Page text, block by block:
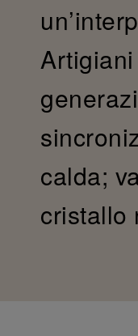
calda;
cristallo